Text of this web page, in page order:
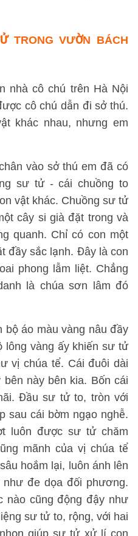
TRONG VƯỜN BÁCH
nhà cô chú trên Hà Nội
cô chú dẫn đi sở thú.
khác nhau, nhưng em
vào sở thú em đã có
sư tử - cái chuồng to
vật khác. Chuồng sư tử
cây si già đặt trong và
quanh. Chỉ có con một
đầy sắc lạnh. Đây là con
phong lẫm liệt. Chẳng
là chúa sơn lâm đó
bộ áo màu vàng nâu đầy
lông vàng ấy khiến sư tử
vị chúa tể. Cái đuôi dài
bên này bên kia. Bốn cái
Đầu sư tử to, tròn với
sau cái bờm ngạo nghễ.
luôn được sư tử chăm
mãnh của vị chúa tể
hoắm lại, luôn ánh lên
như đe dọa đối phương.
nào cũng động đậy như
sư tử to, rộng, với hai
giúp sư tử xử lí con